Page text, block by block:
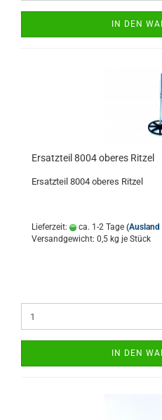
IN DEN
Ersatzteil 8004 oberes Ritzel
Ersatzteil 8004 oberes Ritzel
Lieferzeit: ca. 1-2 Tage (Ausland
Versandgewicht: 0,5 kg je Stück
IN DEN